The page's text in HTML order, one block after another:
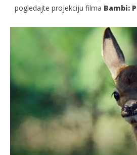
TRENUTNO
28.02.2025.
pogledajte projekciju filma Bambi: